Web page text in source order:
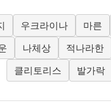
우크라이나 마른
나체상 적나라한
클리토리스
발가락